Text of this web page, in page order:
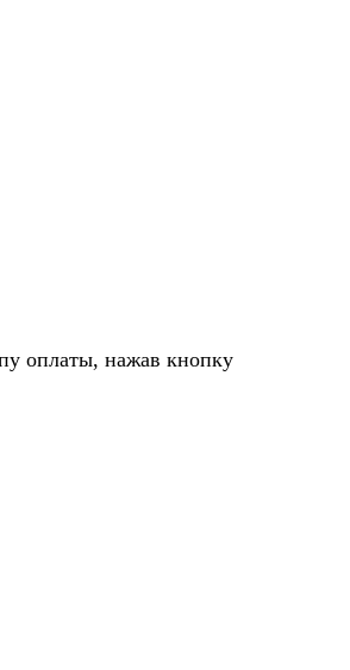
оплаты, нажав кнопку